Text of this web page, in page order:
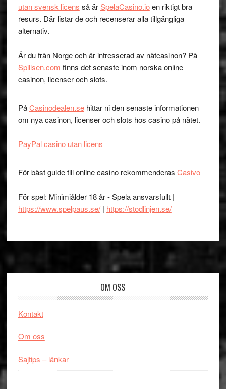
utan svensk licens så ärSpelaCasino.ioen riktigt bra
resurs. Där listar de och recenserar alla tillgängliga
alternativ.
Är du från Norge och är intresserad av nätcasinon? På
Spillsen.com finns det senaste inom norska online
casinon, licenser och slots.
PåCasinodealen.sehittar ni den senaste informationen
om nya casinon, licenser och slots hos casino på nätet.
PayPal casino utan licens
För bäst guide till online casino rekommenderas Casivo
För spel: Minimiålder 18 år - Spela ansvarsfullt |
https://www.spelpaus.se/| https://stodlinjen.se/
OM OSS
Kontakt
Om oss
Sajtips – länkar